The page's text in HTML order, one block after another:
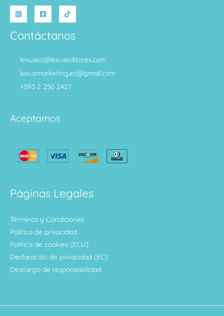
Contáctanos
lexusec@lexuseditores.com
lexusmarketing.ec@gmail.com
+593 2 250 2427
Aceptamos
Páginas Legales
Términos y Condiciones
Política de privacidad
Política de cookies (ECU)
Declaración de privacidad (EC)
Descargo de responsabilidad